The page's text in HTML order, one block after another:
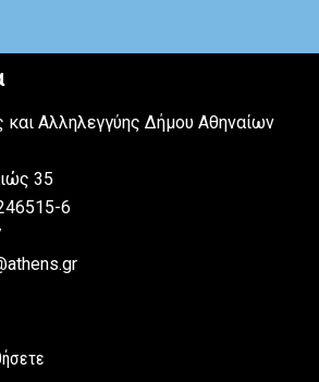
Αλληλεγγύης Δήμου Αθηναίων
35
6